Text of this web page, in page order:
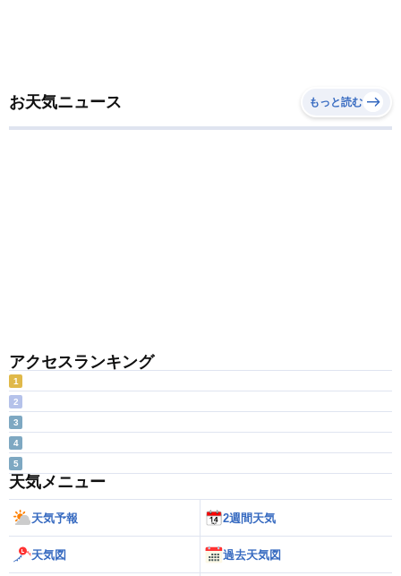
お天気ニュース もっと読む
アクセスランキング
1
2
3
4
5
天気メニュー
天気予報 2週間天気
天気図 過去天気図